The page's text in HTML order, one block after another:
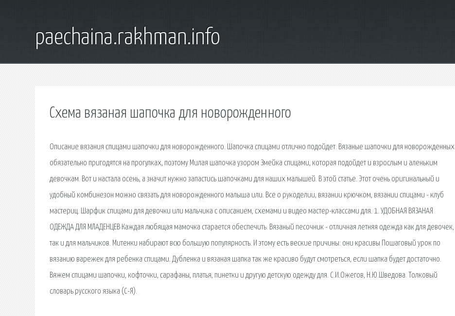
paechaina.rakhman.info
Схема вязаная шапочка для новорожденного
Описание вязания спицами шапочки для новорожденного. Шапочка спицами отлично подойдет. Вязаные шапочки для новорожденных
обязательно пригодятся на прогулках, поэтому Милая шапочка узором Змейка спицами, которая подойдет и взрослым и аленьким
девочкам. Вот и настала осень, а значит нужно запастись шапочками для наших малышей. В этой статье. Этот очень оригинальный и
удобный комбинезон можно связать для новорожденного малыша или. Все о рукоделии, вязании крючком, вязании спицами - клуб
мастериц. Шарфик спицами для девочки или мальчика с описанием, схемами и видео мастер-классами для. 1. УДОБНАЯ ВЯЗАНАЯ
ОДЕЖДА ДЛЯ МЛАДЕНЦЕВ Каждая любящая мамочка старается обеспечить. Вязаный песочник - отличная летняя одежда как для девочек,
так и для мальчиков. Митенки набирают всю большую популярность. И этому есть веские причины: они красивы Пошаговый урок по
вязанию варежек для ребенка спицами. Дубленка и вязаная шапка так же красиво будут смотреться, если шапка будет достаточно.
Вяжем спицами шапочки, кофточки, сарафаны, платья, пинетки и другую детскую одежду для. С.И.Ожегов, Н.Ю.Шведова. Толковый
словарь русского языка (С-Я).